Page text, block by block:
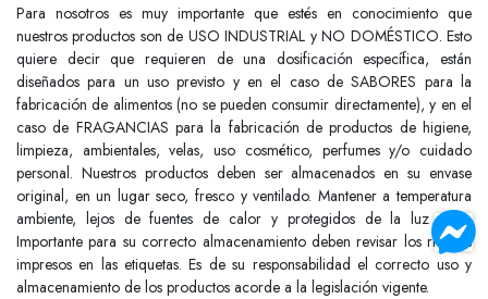
Para nosotros es muy importante que estés en conocimiento que
nuestros productos son de USO INDUSTRIAL y NO DOMÉSTICO. Esto
quiere decir que requieren de una dosificación específica, están
diseñados para un uso previsto y en el caso de SABORES para la
fabricación de alimentos (no se pueden consumir directamente), y en el
caso de FRAGANCIAS para la fabricación de productos de higiene,
limpieza, ambientales, velas, uso cosmético, perfumes y/o cuidado
personal. Nuestros productos deben ser almacenados en su envase
original, en un lugar seco, fresco y ventilado. Mantener a temperatura
ambiente, lejos de fuentes de calor y protegidos de la luz solar.
Importante para su correcto almacenamiento deben revisar los riesgos
impresos en las etiquetas. Es de su responsabilidad el correcto uso y
almacenamiento de los productos acorde a la legislación vigente.